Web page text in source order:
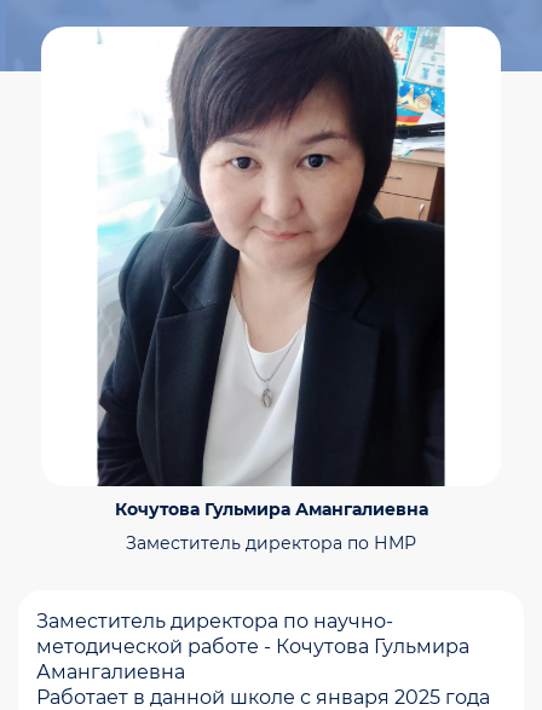
Кочутова Гульмира Амангалиевна
Заместитель директора по НМР
Заместитель директора по научно-
методической работе - Кочутова Гульмира
Амангалиевна
Работает в данной школе с января 2025 года